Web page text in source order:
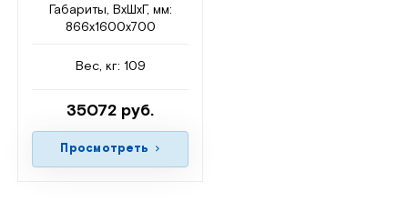
Габариты, ВxШxГ, мм:
866x1600x700
Вес, кг: 109
35072 руб.
Просмотреть